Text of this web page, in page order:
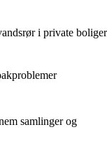
i private boliger
samlinger og